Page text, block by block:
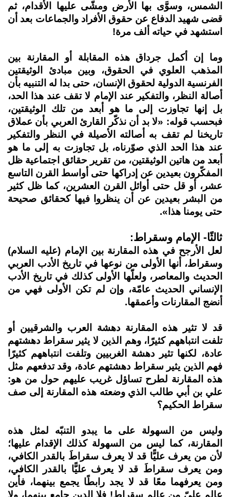
الشمس، وسوَّى بها الأرض ومشّى عليها الأقدام، ثم
قضى شهيد الدفاع عن حقوق الأفراد والجماعات بعد أن
استشهد في حياته ألف مرة!
وما إن أكمل جرداق هذه المقابلة أو المقارنة بين
المذهب العلوي في الحقوق، وبين مبادئ الوثيقتين
الفرنسية الدولية لحقوق الإنسان، حتى بدا له التنبيه بأن
أصالة النظر، والتفكير عند الإمام لا تقف عند هذا الحد،
بل إنها تجاوزت إلى ما هو أبعد من تلك الوثيقتين،
فبحسب قوله: «لا بد أن نذكّر القارئ العربي بأن عملاق
تاريخنا لم تقف به أصالته الأصيلة في النظر والتفكير
عند هذا الحد الذي صوّرناه، بل تجاوزت به إلى ما هو
أبعد من هاتين الوثيقتين، من تقرير حقائق اجتماعية ظل
المفكّرون بعيدين عن إدراكها حتى أواسط القرن التاسع
عشر، أو قل حتى أوائل القرن العشرين، كما ظل كثير
من البشر بعيدين عن أن ينظروا فيها كحقائق صحيحة
حتى يومنا هذا».
ثالثًا- الإمام وسقراط:
لعل الأرجح في هذه المقارنة بين الإمام (عليه السلام)
وسقراط، أنها الأولى من نوعها في تاريخ الأدب العربي
الحديث والمعاصر، ولعلّها الأولى كذلك في تاريخ الأدب
الإنساني الحديث عامّة، وإن لم تكن الأولى فهي من
أنضج المقارنات وأعمقها.
قد لا تثير هذه المقارنة دهشة العرب والشرقيين أو
تلفت انتباههم كثيرًا، وهم الذين لا يثير سقراط دهشتهم
عادة، لكنها تثير دهشة الغربيين وتلفت انتباههم كثيرًا
فهم الذين يثير سقراط دهشتهم عادة، وقد تدفعهم مثل
هذه المقارنة لطرح تساؤل غريب عليهم حول من هو:
علي بن أبي طالب الذي وضعته هذه المقارنة إلى صف
سقراط الحكيم؟
وليس من السهولة على ما يبدو التنبّه لمثل هذه
المقارنة، كما ليس من السهولة كذلك الإقدام عليها؛
لأن من يعرف عليًّا قد لا يعرف سقراطَ بالقدر الكافي،
ومن يعرف سقراطَ قد لا يعرف عليًّا بالقدر الكافي،
ومن يعرفهما معًا قد لا يجد رابطًا يجمع بينهما، فأين
عالم عليّ من عالم سقراط! فلا الدين جامع بينهما، ولا